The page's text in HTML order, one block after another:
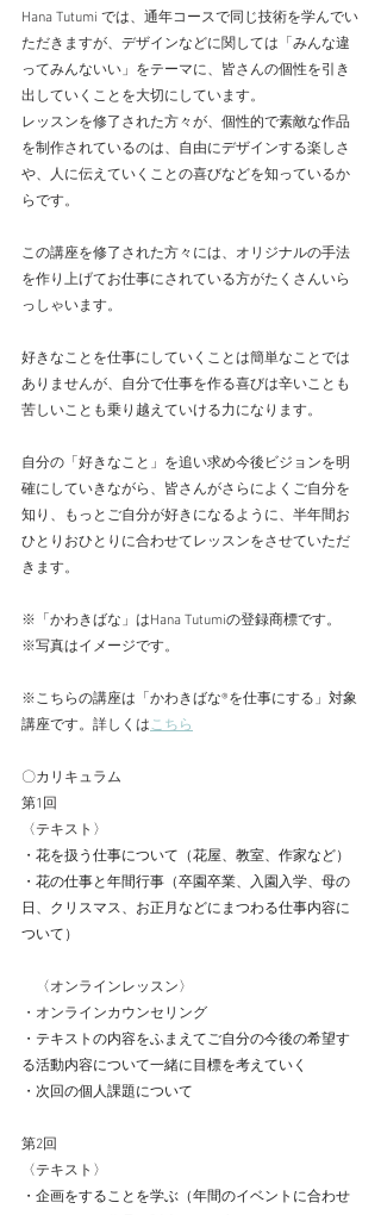
Hana Tutumi では、通年コースで同じ技術を学んでい
ただきますが、デザインなどに関しては「みんな違
ってみんないい」をテーマに、皆さんの個性を引き
出していくことを大切にしています。
レッスンを修了された方々が、個性的で素敵な作品
を制作されているのは、自由にデザインする楽しさ
や、人に伝えていくことの喜びなどを知っているか
らです。
この講座を修了された方々には、オリジナルの手法
を作り上げてお仕事にされている方がたくさんいら
っしゃいます。
好きなことを仕事にしていくことは簡単なことでは
ありませんが、自分で仕事を作る喜びは辛いことも
苦しいことも乗り越えていける力になります。
自分の「好きなこと」を追い求め今後ビジョンを明
確にしていきながら、皆さんがさらによくご自分を
知り、もっとご自分が好きになるように、半年間お
ひとりおひとりに合わせてレッスンをさせていただ
きます。
※「かわきばな」はHana Tutumiの登録商標です。
※写真はイメージです。
※こちらの講座は「かわきばな®を仕事にする」対象
講座です。詳しくはこちら
〇カリキュラム
第1回
〈テキスト〉
・花を扱う仕事について（花屋、教室、作家など）
・花の仕事と年間行事（卒園卒業、入園入学、母の
日、クリスマス、お正月などにまつわる仕事内容に
ついて）
〈オンラインレッスン〉
・オンラインカウンセリング
・テキストの内容をふまえてご自分の今後の希望す
る活動内容について一緒に目標を考えていく
・次回の個人課題について
第2回
〈テキスト〉
・企画をすることを学ぶ（年間のイベントに合わせ